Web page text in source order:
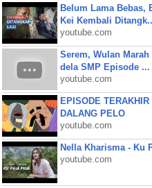
Belum Lama Bebas,
Kei Kembali
youtube.com
Serem, Wulan
dela SMP Episode ...
youtube.com
EPISODE
DALANG PELO
youtube.com
Nella Kharisma - Ku
youtube.com